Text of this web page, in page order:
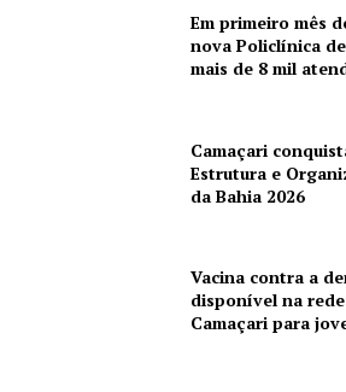
Em primeiro mês
nova Policlínica
mais de 8 mil
Camaçari
Estrutura e
da Bahia 2026
Vacina contra a
disponível na
Camaçari para